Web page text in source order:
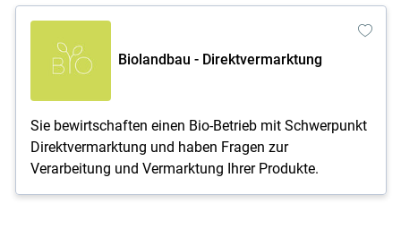
Biolandbau - Direktvermarktung
Sie bewirtschaften einen Bio-Betrieb mit Schwerpunkt
Direktvermarktung und haben Fragen zur
Verarbeitung und Vermarktung Ihrer Produkte.